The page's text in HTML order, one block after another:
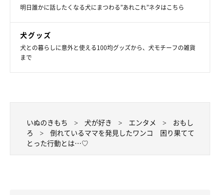
明日誰かに話したくなる犬にまつわる”あれこれ”ネタはこちら
犬グッズ
犬との暮らしに意外と使える100均グッズから、犬モチーフの雑貨
まで
いぬのきもち 犬が好き エンタメ
おもし
ろ
倒れているママを発見したワンコ 困り果てて
とった行動とは…♡